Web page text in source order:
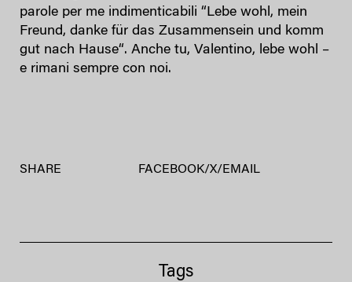
parole per me indimenticabili “Lebe wohl, mein
Freund, danke für das Zusammensein und komm
gut nach Hause“. Anche tu, Valentino, lebe wohl –
e rimani sempre con noi.
SHARE FACEBOOK/X/ EMAIL
Tags